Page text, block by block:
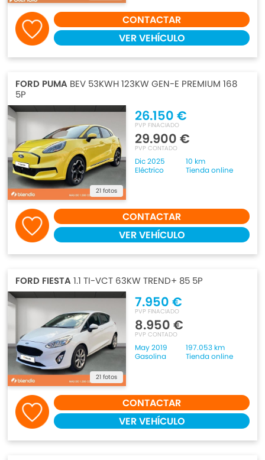
CONTACTAR
VER VEHÍCULO
FORD PUMA BEV 53KWH 123KW GEN-E PREMIUM 168
5P
21 fotos
26.150 €
PVP FINACIADO
29.900 €
PVP CONTADO
Dic 2025
10 km
Eléctrico
Tienda online
CONTACTAR
VER VEHÍCULO
FORD FIESTA1.1 TI-VCT 63KW TREND+ 85 5P
21 fotos
7.950 €
PVP FINACIADO
8.950 €
PVP CONTADO
May 2019
197.053 km
Gasolina
Tienda online
CONTACTAR
VER VEHÍCULO